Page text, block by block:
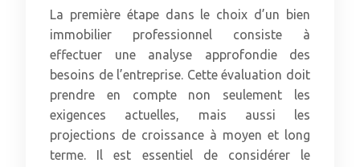
La première étape dans le choix d’un bien
immobilier professionnel consiste à
effectuer une analyse approfondie des
besoins de l’entreprise. Cette évaluation doit
prendre en compte non seulement les
exigences actuelles, mais aussi les
projections de croissance à moyen et long
terme. Il est essentiel de considérer le